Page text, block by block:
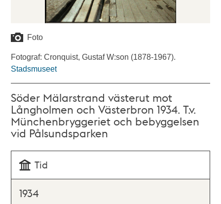
Foto
Fotograf: Cronquist, Gustaf W:son (1878-1967).
Stadsmuseet
Söder Mälarstrand västerut mot
Långholmen och Västerbron 1934. T.v.
Münchenbryggeriet och bebyggelsen
vid Pålsundsparken
Tid
1934